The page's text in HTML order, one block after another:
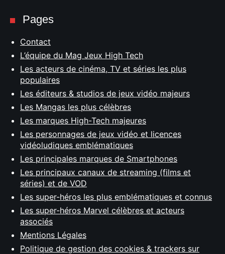
Pages
Contact
L’équipe du Mag Jeux High Tech
Les acteurs de cinéma, TV et séries les plus
populaires
Les éditeurs & studios de jeux vidéo majeurs
Les Mangas les plus célèbres
Les marques High-Tech majeures
Les personnages de jeux vidéo et licences
vidéoludiques emblématiques
Les principales marques de Smartphones
Les principaux canaux de streaming (films et
séries) et de VOD
Les super-héros les plus emblématiques et connus
Les super-héros Marvel célèbres et acteurs
associés
Mentions Légales
Politique de gestion des cookies & trackers sur